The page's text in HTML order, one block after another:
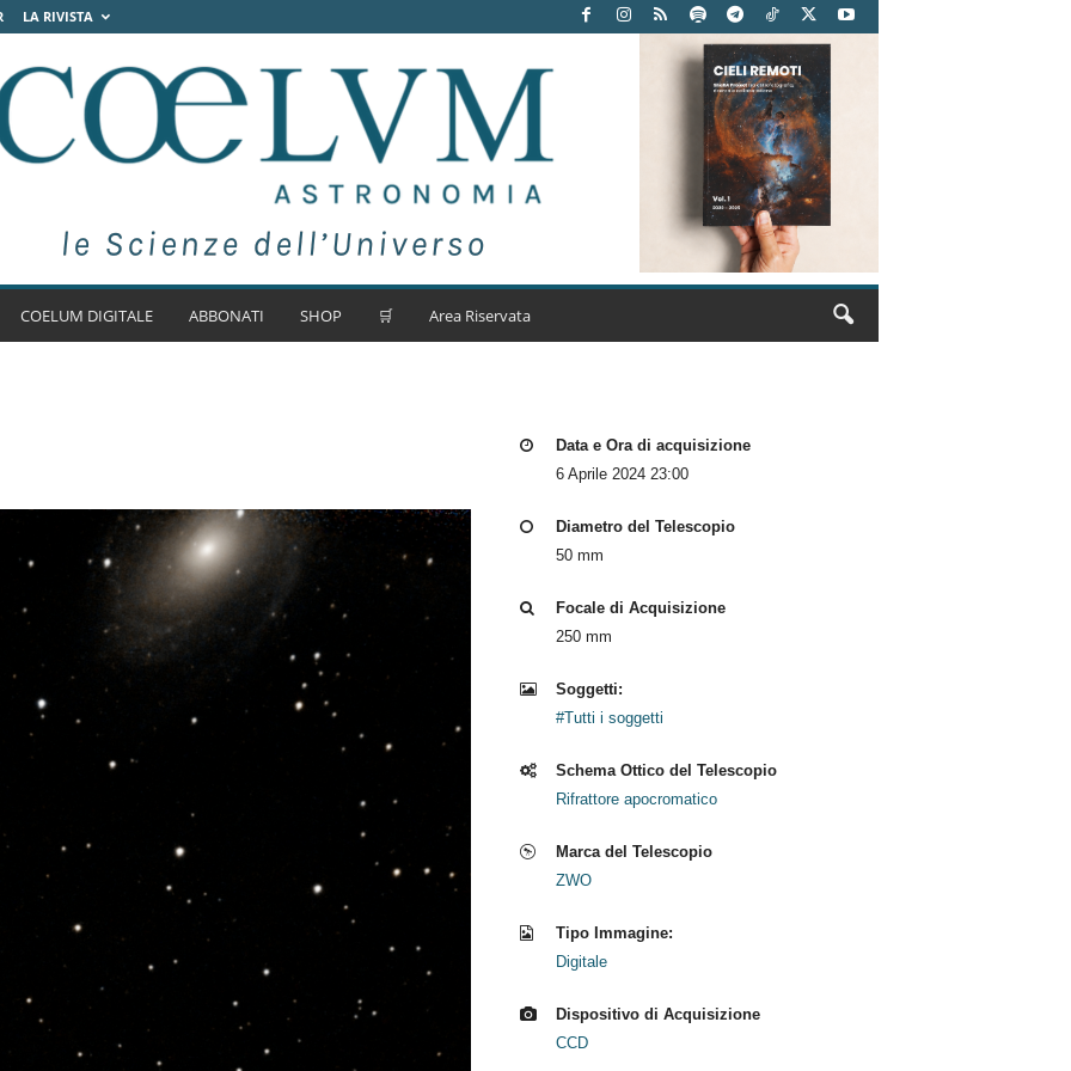
LA RIVISTA
COELUM DIGITALE ABBONATI SHOP 🛒 Area Riservata
Data e Ora di acquisizione
6 Aprile 2024 23:00
Diametro del Telescopio
50 mm
Focale di Acquisizione
250 mm
Soggetti:
#Tutti i soggetti
Schema Ottico del Telescopio
Rifrattore apocromatico
Marca del Telescopio
ZWO
Tipo Immagine:
Digitale
Dispositivo di Acquisizione
CCD